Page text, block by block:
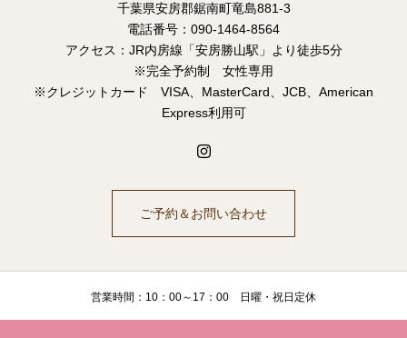
千葉県安房郡鋸南町竜島881-3
電話番号：090-1464-8564
アクセス：JR内房線「安房勝山駅」より徒歩5分
※完全予約制 女性専用
※クレジットカード VISA、MasterCard、JCB、American
Express利用可
ご予約＆お問い合わせ
営業時間：10：00～17：00 日曜・祝日定休